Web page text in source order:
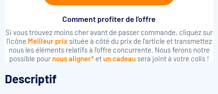
Comment profiter de l'offre
Si vous trouvez moins cher avant de passer commande, cliquez sur
l'icône Meilleur prixsituée à côté du prix de l'article et transmettez
nous les éléments relatifs à l'offre concurrente. Nous ferons notre
possible pour nous aligner*etun cadeausera joint à votre colis !
Descriptif